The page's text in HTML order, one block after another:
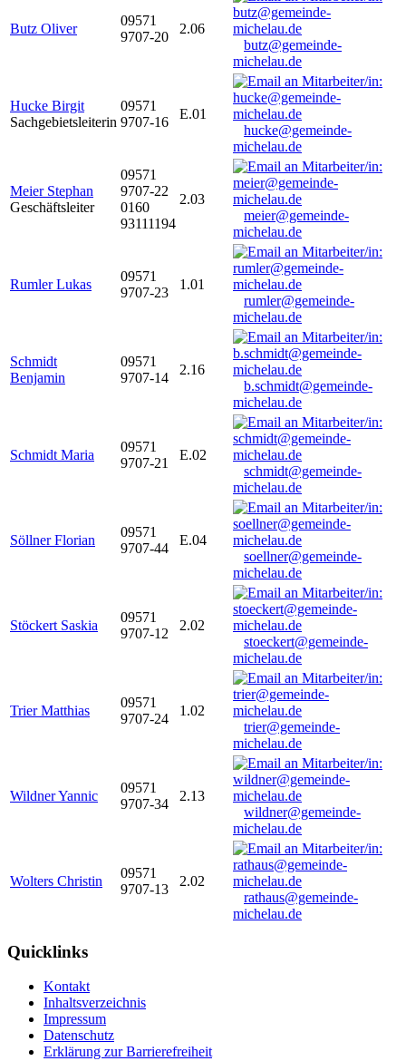
Butz Oliver
09571
9707-20
2.06
butz@gemeinde-
michelau.de
Hucke Birgit
Sachgebietsleiterin
09571
9707-16
E.01
hucke@gemeinde-
michelau.de
Meier Stephan
Geschäftsleiter
09571
9707-22
0160
93111194
2.03
meier@gemeinde-
michelau.de
Rumler Lukas
09571
9707-23
1.01
rumler@gemeinde-
michelau.de
Schmidt
Benjamin
09571
9707-14
2.16
b.schmidt@gemeinde-
michelau.de
Schmidt Maria
09571
9707-21
E.02
schmidt@gemeinde-
michelau.de
Söllner Florian
09571
9707-44
E.04
soellner@gemeinde-
michelau.de
Stöckert Saskia
09571
9707-12
2.02
stoeckert@gemeinde-
michelau.de
Trier Matthias
09571
9707-24
1.02
trier@gemeinde-
michelau.de
Wildner Yannic
09571
9707-34
2.13
wildner@gemeinde-
michelau.de
Wolters Christin
09571
9707-13
2.02
rathaus@gemeinde-
michelau.de
Quicklinks
Kontakt
Inhaltsverzeichnis
Impressum
Datenschutz
Erklärung zur Barrierefreiheit